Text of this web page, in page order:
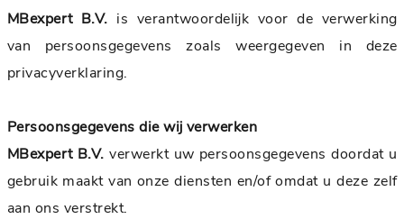
MBexpert B.V. is verantwoordelijk voor de verwerking
van persoonsgegevens zoals weergegeven in deze
privacyverklaring.
Persoonsgegevens die wij verwerken
MBexpert B.V. verwerkt uw persoonsgegevens doordat u
gebruik maakt van onze diensten en/of omdat u deze zelf
aan ons verstrekt.